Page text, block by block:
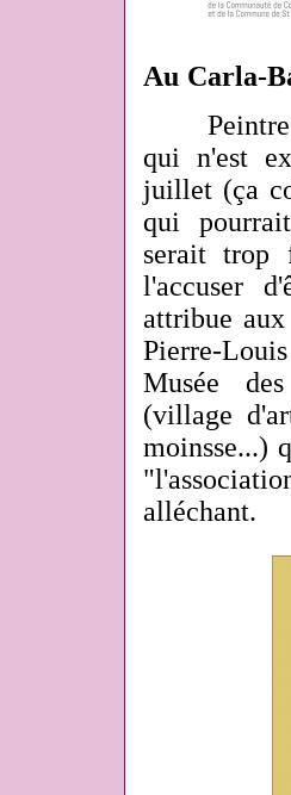
Au Carla-
Peintre
qui n'est
juillet (ça
qui
serait trop
l'accuser
attribue
Pierre-
Musée
(village
moinsse...)
alléchant.